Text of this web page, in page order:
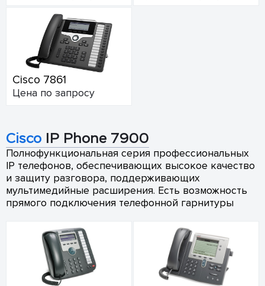
Cisco 7861
Цена по запросу
Cisco IP Phone 7900
Полнофункциональная серия профессиональных
IP телефонов, обеспечивающих высокое качество
и защиту разговора, поддерживающих
мультимедийные расширения. Есть возможность
прямого подключения телефонной гарнитуры